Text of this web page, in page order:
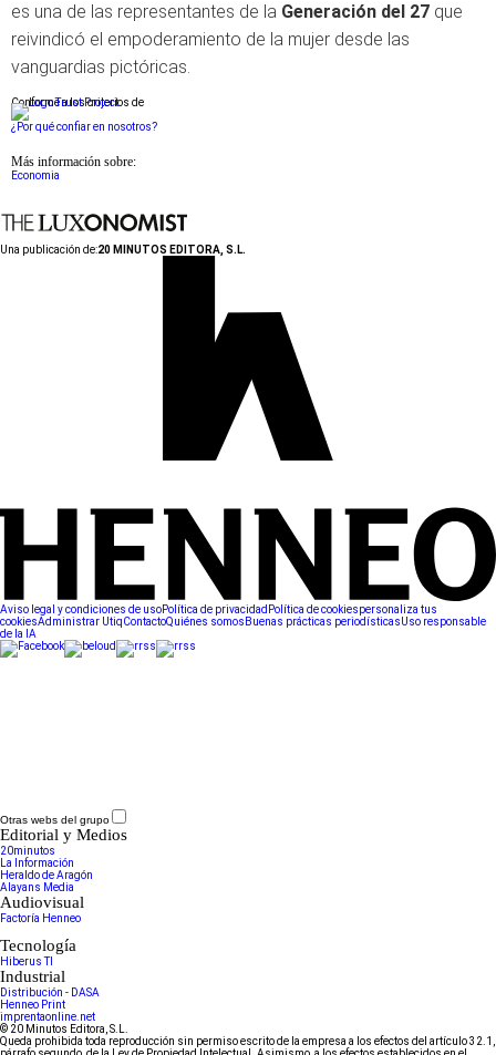
es una de las representantes de la Generación del 27 que
reivindicó el empoderamiento de la mujer desde las
vanguardias pictóricas.
Conforme a los criterios de
¿Por qué confiar en nosotros?
Más información sobre:
Economia
Una publicación de:20 MINUTOS EDITORA, S.L.
Aviso legal y condiciones de usoPolítica de privacidad Política de cookiespersonaliza tus
cookiesAdministrar UtiqContactoQuiénes somos Buenas prácticas periodísticasUso responsable
de la IA
Otras webs del grupo
Editorial y Medios
20minutos
La Información
Heraldo de Aragón
Alayans Media
Audiovisual
Factoría Henneo
Tecnología
Hiberus TI
Industrial
Distribución - DASA
Henneo Print
imprentaonline.net
© 20 Minutos Editora, S.L.
Queda prohibida toda reproducción sin permiso escrito de la empresa a los efectos del artículo 32.1,